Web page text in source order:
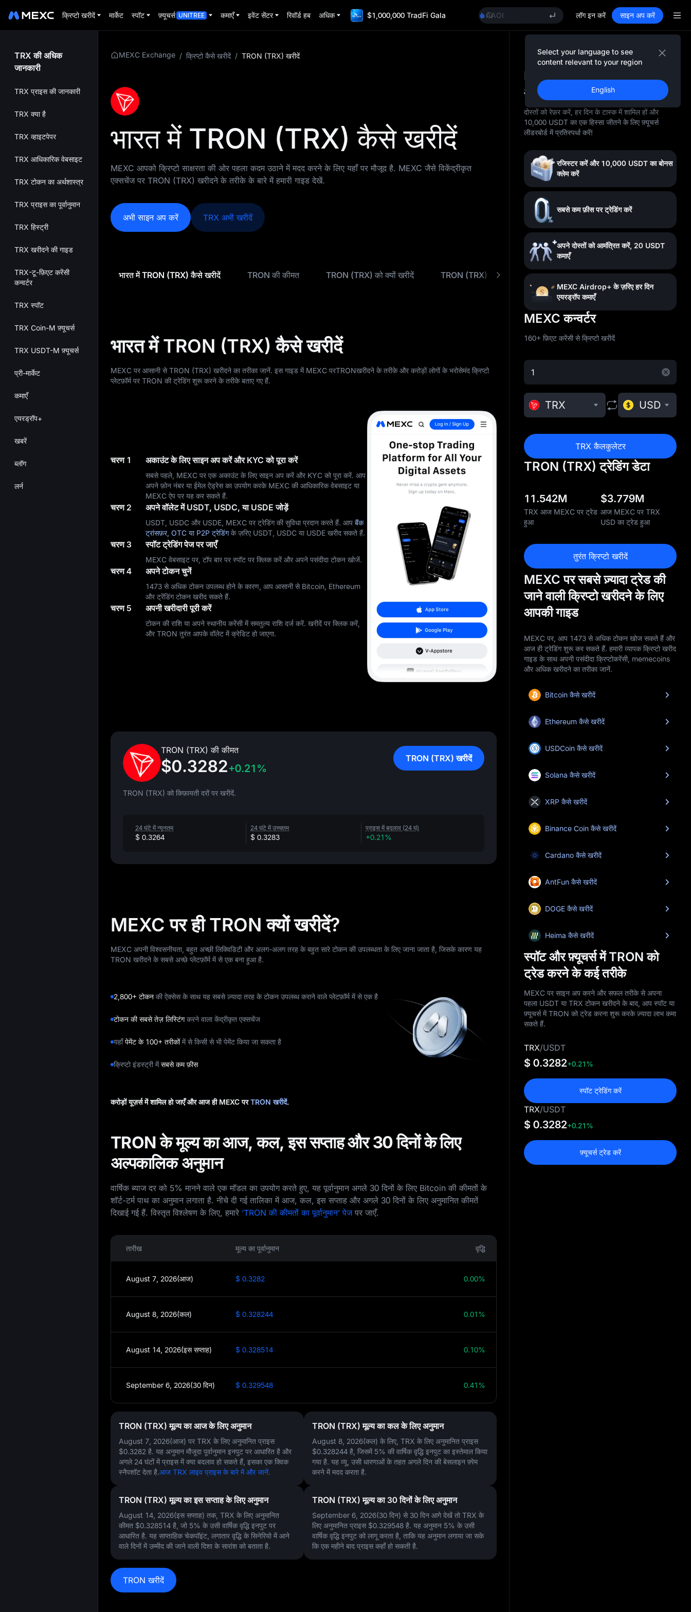
क्रिप्टो खरीदें मार्केट स्पॉट फ़्यूचर्स UNITREE कमाएँ इवेंट सेंटर रिवॉर्ड हब अधिक $1,000,000 TradFi Gala
AAOI
SKYAI
UNITREE STAR Market Subscription on Aug 10
SPCX rises despite lock-up expiry
UNITREE STAR Market Subscription on Aug 10
SPCX rises despite lock-up expiry
लॉग इन करें साइन अप करें
Select your language to see
content relevant to your region
English
TRX की अधिक
जानकारी
TRX प्राइस की जानकारी
TRX क्या है
TRX व्हाइटपेपर
TRX आधिकारिक वेबसाइट
TRX टोकन का अर्थशास्त्र
TRX प्राइस का पूर्वानुमान
TRX हिस्ट्री
TRX खरीदने की गाइड
TRX-टू-फ़िएट करेंसी
कन्वर्टर
TRX स्पॉट
TRX Coin-M फ़्यूचर्स
TRX USDT-M फ़्यूचर्स
प्री-मार्केट
कमाएँ
एयरड्रॉप+
खबरें
ब्लॉग
लर्न
MEXC Exchange / क्रिप्टो कैसे खरीदें / TRON (TRX) खरीदें
भारत में TRON (TRX) कैसे खरीदें
MEXC आपको क्रिप्टो साक्षरता की ओर पहला कदम उठाने में मदद करने के लिए यहाँ पर मौजूद है. MEXC जैसे विकेंद्रीकृत
एक्सचेंज पर TRON (TRX) खरीदने के तरीके के बारे में हमारी गाइड देखें.
अभी साइन अप करें TRX अभी खरीदें
भारत में TRON (TRX) कैसे खरीदें TRON की कीमत TRON (TRX) को क्यों खरीदें TRON (TRX) क्या है TRX को कम फ़ीस पर खरीदें सामान्य प्रश्न
भारत में TRON (TRX) कैसे खरीदें
MEXC पर आसानी से TRON (TRX) खरीदने का तरीका जानें. इस गाइड में MEXC परTRONखरीदने के तरीके और करोड़ों लोगों के भरोसेमंद क्रिप्टो
प्लेटफ़ॉर्म पर TRON की ट्रेडिंग शुरू करने के तरीके बताए गए हैं.
चरण 1 अकाउंट के लिए साइन अप करें और KYC को पूरा करें
सबसे पहले, MEXC पर एक अकाउंट के लिए साइन अप करें और KYC को पूरा करें. आप
अपने फ़ोन नंबर या ईमेल ऐड्रेस का उपयोग करके MEXC की आधिकारिक वेबसाइट या
MEXC ऐप पर यह कर सकते हैं.
चरण 2 अपने वॉलेट में USDT, USDC, या USDE जोड़ें
USDT, USDC और USDE, MEXC पर ट्रेडिंग की सुविधा प्रदान करते हैं. आप बैंक
ट्रांसफ़र, OTC या P2P ट्रेडिंगके ज़रिए USDT, USDC या USDE खरीद सकते हैं.
चरण 3 स्पॉट ट्रेडिंग पेज पर जाएँ
MEXC वेबसाइट पर, टॉप बार पर स्पॉट पर क्लिक करें और अपने पसंदीदा टोकन खोजें.
चरण 4 अपने टोकन चुनें
1473 से अधिक टोकन उपलब्ध होने के कारण, आप आसानी से Bitcoin, Ethereum
और ट्रेंडिंग टोकन खरीद सकते हैं.
चरण 5 अपनी खरीदारी पूरी करें
टोकन की राशि या अपने स्थानीय करेंसी में समतुल्य राशि दर्ज करें. खरीदें पर क्लिक करें,
और TRON तुरंत आपके वॉलेट में क्रेडिट हो जाएगा.
TRON (TRX) की कीमत
$0.3282+0.21%
TRON (TRX) को किफ़ायती दरों पर खरीदें.
TRON (TRX) खरीदें
24 घंटे में न्यूनतम
$ 0.3264
24 घंटे में उच्चतम
$ 0.3283
प्राइस में बदलाव (24 घं)
+0.21%
MEXC पर ही TRON क्यों खरीदें?
MEXC अपनी विश्वसनीयता, बहुत अच्छी लिक्विडिटी और अलग-अलग तरह के बहुत सारे टोकन की उपलब्धता के लिए जाना जाता है, जिसके कारण यह
TRON खरीदने के सबसे अच्छे प्लेटफ़ॉर्म में से एक बना हुआ है.
2,800+ टोकन की ऐक्सेस के साथ यह सबसे ज़्यादा तरह के टोकन उपलब्ध कराने वाले प्लेटफ़ॉर्म में से एक है
टोकन की सबसे तेज़ लिस्टिंगकरने वाला केंद्रीकृत एक्सचेंज
यहाँपेमेंट के 100+ तरीकोंमें से किसी से भी पेमेंट किया जा सकता है
क्रिप्टो इंडस्ट्री मेंसबसे कम फ़ीस
करोड़ों यूज़र्स में शामिल हो जाएँ और आज ही MEXC परTRON खरीदें.
TRON के मूल्य का आज, कल, इस सप्ताह और 30 दिनों के लिए
अल्पकालिक अनुमान
वार्षिक ब्याज दर को 5% मानने वाले एक मॉडल का उपयोग करते हुए, यह पूर्वानुमान अगले 30 दिनों के लिए Bitcoin की कीमतों के
शॉर्ट-टर्म पाथ का अनुमान लगाता है. नीचे दी गई तालिका में आज, कल, इस सप्ताह और अगले 30 दिनों के लिए अनुमानित कीमतें
दिखाई गई हैं. विस्तृत विश्लेषण के लिए, हमारे ‘TRON की कीमतों का पूर्वानुमान’ पेजपर जाएँ.
तारीख मूल्य का पूर्वानुमान वृद्धि
August 7, 2026(आज) $ 0.3282 0.00%
August 8, 2026(कल) $ 0.328244 0.01%
August 14, 2026(इस सप्ताह) $ 0.328514 0.10%
September 6, 2026(30 दिन) $ 0.329548 0.41%
TRON (TRX) मूल्य का आज के लिए अनुमान
August 7, 2026(आज) पर TRX के लिए अनुमानित प्राइस
$0.3282 है. यह अनुमान मौजूदा पूर्वानुमान इनपुट पर आधारित है और
अगले 24 घंटों में प्राइस में क्या बदलाव हो सकते हैं, इसका एक क्विक
स्नैपशॉट देता है.आज TRX लाइव प्राइस के बारे में और जानें.
TRON (TRX) मूल्य का कल के लिए अनुमान
August 8, 2026(कल) के लिए, TRX के लिए अनुमानित प्राइस
$0.328244है, जिसमें 5% की वार्षिक वृद्धि इनपुट का इस्तेमाल किया
गया है. यह व्यू, उसी धारणाओं के तहत अगले दिन की बेसलाइन फ़्रेम
करने में मदद करता है.
TRON (TRX) मूल्य का इस सप्ताह के लिए अनुमान
August 14, 2026(इस सप्ताह) तक, TRX के लिए अनुमानित
कीमत $0.328514 है, जो 5% के उसी वार्षिक वृद्धि इनपुट पर
आधारित है. यह साप्ताहिक चेकपॉइंट, लगातार वृद्धि के सिनेरियो में आने
वाले दिनों में उम्मीद की जाने वाली दिशा के सारांश को बताता है.
TRON (TRX) मूल्य का 30 दिनों के लिए अनुमान
September 6, 2026(30 दिन) से 30 दिन आगे देखें तो TRX के
लिए अनुमानित प्राइस $0.329548है. यह अनुमान 5% के उसी
वार्षिक वृद्धि इनपुट को लागू करता है, ताकि यह अनुमान लगाया जा सके
कि एक महीने बाद प्राइस कहाँ हो सकती है.
TRON खरीदें
MEXC पर 10,000 USDT
आपका इंतज़ार कर रहे हैं
दोस्तों को रेफ़र करें, हर दिन के टास्क में शामिल हों और
10,000 USDT का एक हिस्सा जीतने के लिए फ़्यूचर्स
लीडरबोर्ड में प्रतिस्पर्धा करें!
रजिस्टर करें और 10,000 USDT का बोनस
क्लेम करें
सबसे कम फ़ीस पर ट्रेडिंग करें
अपने दोस्तों को आमंत्रित करें, 20 USDT
कमाएँ
MEXC Airdrop+ के ज़रिए हर दिन
एयरड्रॉप कमाएँ
MEXC कन्वर्टर
160+ फ़िएट करेंसी से क्रिप्टो खरीदें
TRX USD
TRX कैलकुलेटर
TRON (TRX) ट्रेडिंग डेटा
11.542M
TRX आज MEXC पर ट्रेड
हुआ
$3.779M
आज MEXC पर TRX
USD का ट्रेड हुआ
तुरंत क्रिप्टो खरीदें
MEXC पर सबसे ज़्यादा ट्रेड की
जाने वाली क्रिप्टो खरीदने के लिए
आपकी गाइड
MEXC पर, आप 1473 से अधिक टोकन खोज सकते हैं और
आज ही ट्रेडिंग शुरू कर सकते हैं. हमारी व्यापक क्रिप्टो खरीद
गाइड के साथ अपनी पसंदीदा क्रिप्टोकरेंसी, memecoins
और अधिक खरीदने का तरीका जानें.
Bitcoin कैसे खरीदें
Ethereum कैसे खरीदें
USDCoin कैसे खरीदें
Solana कैसे खरीदें
XRP कैसे खरीदें
Binance Coin कैसे खरीदें
Cardano कैसे खरीदें
AntFun कैसे खरीदें
DOGE कैसे खरीदें
Heima कैसे खरीदें
स्पॉट और फ़्यूचर्स में TRON को
ट्रेड करने के कई तरीके
MEXC पर साइन अप करने और सफल तरीके से अपना
पहला USDT या TRX टोकन खरीदने के बाद, आप स्पॉट या
फ़्यूचर्स में TRON को ट्रेड करना शुरू करके ज़्यादा लाभ कमा
सकते हैं.
TRX/USDT
$ 0.3282+0.21%
स्पॉट ट्रेडिंग करें
TRX/USDT
$ 0.3282+0.21%
फ़्यूचर्स ट्रेड करें